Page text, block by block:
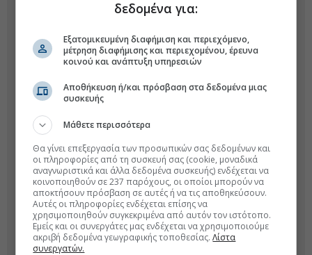
δεδομένα για:
Εξατομικευμένη διαφήμιση και περιεχόμενο,
μέτρηση διαφήμισης και περιεχομένου, έρευνα
κοινού και ανάπτυξη υπηρεσιών
Αποθήκευση ή/και πρόσβαση στα δεδομένα μιας
συσκευής
Μάθετε περισσότερα
Θα γίνει επεξεργασία των προσωπικών σας δεδομένων και
οι πληροφορίες από τη συσκευή σας (cookie, μοναδικά
αναγνωριστικά και άλλα δεδομένα συσκευής) ενδέχεται να
κοινοποιηθούν σε 237 παρόχους, οι οποίοι μπορούν να
αποκτήσουν πρόσβαση σε αυτές ή να τις αποθηκεύσουν.
Αυτές οι πληροφορίες ενδέχεται επίσης να
χρησιμοποιηθούν συγκεκριμένα από αυτόν τον ιστότοπο.
Εμείς και οι συνεργάτες μας ενδέχεται να χρησιμοποιούμε
ακριβή δεδομένα γεωγραφικής τοποθεσίας.Λίστα
συνεργατών.